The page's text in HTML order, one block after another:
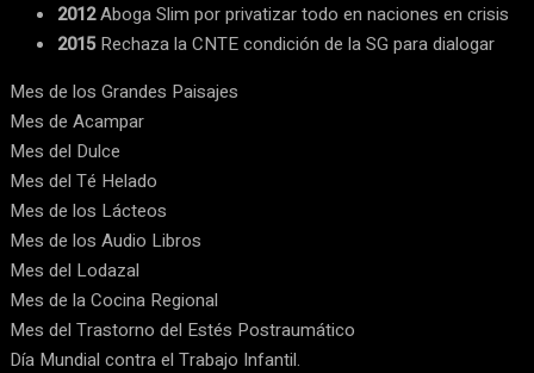
2012Aboga Slim por privatizar todo en naciones en crisis
2015Rechaza la CNTE condición de la SG para dialogar
Mes de los Grandes Paisajes
Mes de Acampar
Mes del Dulce
Mes del Té Helado
Mes de los Lácteos
Mes de los Audio Libros
Mes del Lodazal
Mes de la Cocina Regional
Mes del Trastorno del Estés Postraumático
Día Mundial contra el Trabajo Infantil.